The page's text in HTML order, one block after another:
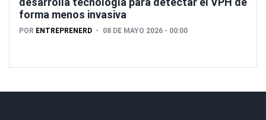
forma menos invasiva
POR ENTREPRENERD 08 DE MAYO 2026 - 00:00